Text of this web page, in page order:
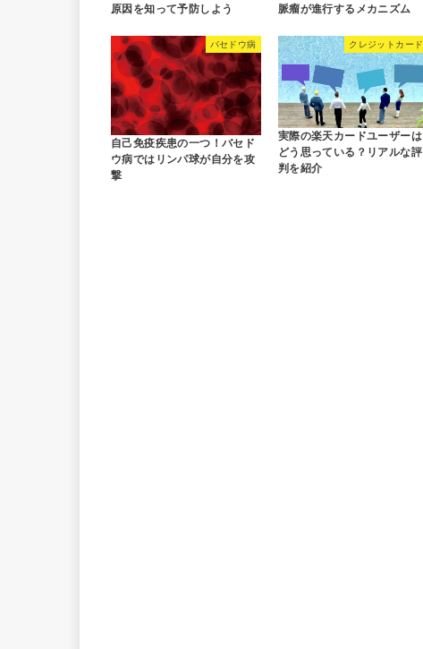
原因を知って予防しよう
脈瘤が進行するメカニズム
バセドウ病
自己免疫疾患の一つ！バセド
ウ病ではリンパ球が自分を攻
撃
クレジットカード
実際の楽天カードユーザーは
どう思っている？リアルな評
判を紹介